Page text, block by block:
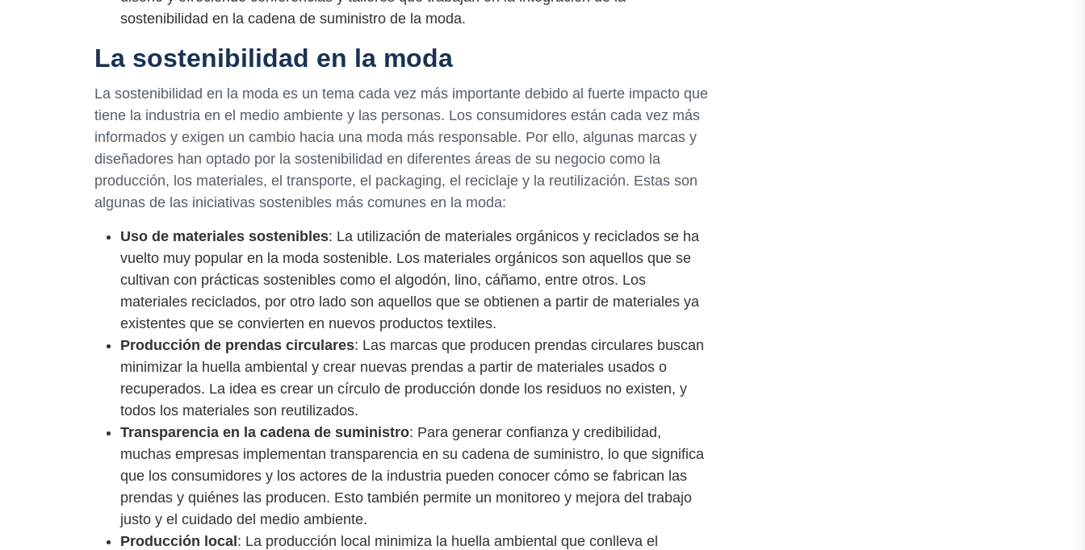
sostenibilidad en la cadena de suministro de la moda.
La sostenibilidad en la moda
La sostenibilidad en la moda es un tema cada vez más importante debido al fuerte impacto que
tiene la industria en el medio ambiente y las personas. Los consumidores están cada vez más
informados y exigen un cambio hacia una moda más responsable. Por ello, algunas marcas y
diseñadores han optado por la sostenibilidad en diferentes áreas de su negocio como la
producción, los materiales, el transporte, el packaging, el reciclaje y la reutilización. Estas son
algunas de las iniciativas sostenibles más comunes en la moda:
Uso de materiales sostenibles: La utilización de materiales orgánicos y reciclados se ha
vuelto muy popular en la moda sostenible. Los materiales orgánicos son aquellos que se
cultivan con prácticas sostenibles como el algodón, lino, cáñamo, entre otros. Los
materiales reciclados, por otro lado son aquellos que se obtienen a partir de materiales ya
existentes que se convierten en nuevos productos textiles.
Producción de prendas circulares: Las marcas que producen prendas circulares buscan
minimizar la huella ambiental y crear nuevas prendas a partir de materiales usados o
recuperados. La idea es crear un círculo de producción donde los residuos no existen, y
todos los materiales son reutilizados.
Transparencia en la cadena de suministro: Para generar confianza y credibilidad,
muchas empresas implementan transparencia en su cadena de suministro, lo que significa
que los consumidores y los actores de la industria pueden conocer cómo se fabrican las
prendas y quiénes las producen. Esto también permite un monitoreo y mejora del trabajo
justo y el cuidado del medio ambiente.
Producción local: La producción local minimiza la huella ambiental que conlleva el